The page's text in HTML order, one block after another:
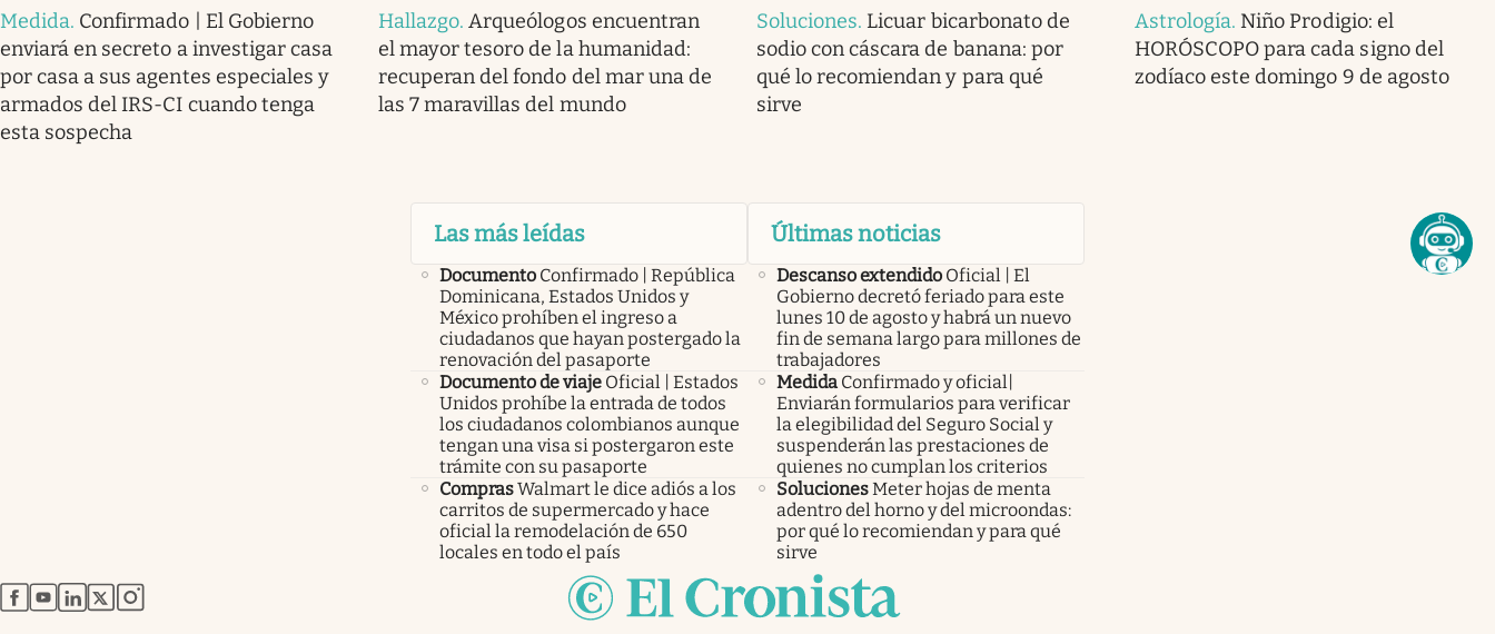
Medida. Confirmado | El Gobierno
enviará en secreto a investigar casa
por casa a sus agentes especiales y
armados del IRS-CI cuando tenga
esta sospecha
Hallazgo.Arqueólogos encuentran
el mayor tesoro de la humanidad:
recuperan del fondo del mar una de
las 7 maravillas del mundo
Soluciones. Licuar bicarbonato de
sodio con cáscara de banana: por
qué lo recomiendan y para qué
sirve
Astrología. Niño Prodigio: el
HORÓSCOPO para cada signo del
zodíaco este domingo 9 de agosto
Las más leídas
Documento Confirmado | República
Dominicana, Estados Unidos y
México prohíben el ingreso a
ciudadanos que hayan postergado la
renovación del pasaporte
Documento de viaje Oficial | Estados
Unidos prohíbe la entrada de todos
los ciudadanos colombianos aunque
tengan una visa si postergaron este
trámite con su pasaporte
ComprasWalmart le dice adiós a los
carritos de supermercado y hace
oficial la remodelación de 650
locales en todo el país
Últimas noticias
Descanso extendido Oficial | El
Gobierno decretó feriado para este
lunes 10 de agosto y habrá un nuevo
fin de semana largo para millones de
trabajadores
Medida Confirmado y oficial|
Enviarán formularios para verificar
la elegibilidad del Seguro Social y
suspenderán las prestaciones de
quienes no cumplan los criterios
SolucionesMeter hojas de menta
adentro del horno y del microondas:
por qué lo recomiendan y para qué
sirve
abre en nueva pestaña
abre en nueva pestaña
abre en nueva pestaña
abre en nueva pestaña
abre en nueva pestaña